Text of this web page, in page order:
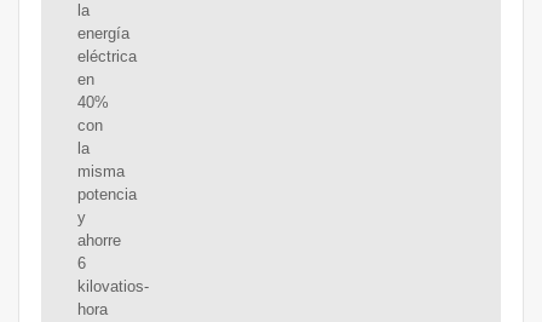
la
energía
eléctrica
en
40%
con
la
misma
potencia
y
ahorre
6
kilovatios-
hora